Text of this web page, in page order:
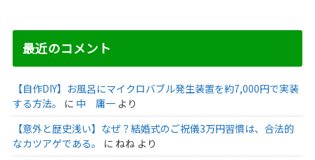
最近のコメント
【自作DIY】お風呂にマイクロバブル発生装置を約7,000円で実装
する方法。
に 中 庸一より
【意外と歴史浅い】なぜ？結婚式のご祝儀3万円習慣は、合法的
なカツアゲである。
に ねねより